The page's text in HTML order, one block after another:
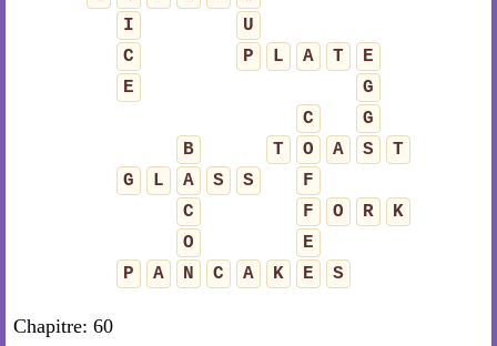
I
U
C
P L A T
E
E
G
C
G
B
T O A S
T
G
L A S S
F
C
F O R
K
O
E
P
A N C A K E S
Chapitre: 60